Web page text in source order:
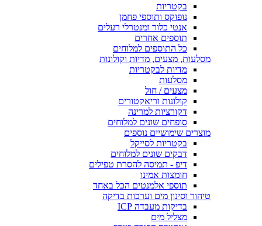
בקטריות
נופוקס ותוספי פחמן
אנטי כלור ומנטרלי רעלים
תוספים אחרים
כל התוספים למלוחים
מסלעות, מצעים, מדיות וקולונות
מדיות לבקטריות
מסלעות
מצעים / חול
קולונות וריאקטורים
דקורציות למרינה
סופחים שונים למלוחים
מוצרים שימושיים נוספים
בקטריות לסייקל
דבקים שונים למלוחים
דיפ - תמיסה להסרת טפילים
חומצות אמינו
תוספי אלמנטים הכל באחד
טיהור וסינון מים וערכות בדיקה
בדיקות מעבדה ICP
מצליל מים